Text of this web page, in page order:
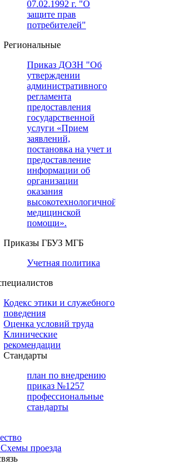
07.02.1992 г. "О
защите прав
потребителей"
Региональные
Приказ ДОЗН "Об
утверждении
административного
регламента
предоставления
государственной
услуги «Прием
заявлений,
постановка на учет и
предоставление
информации об
организации
оказания
высокотехнологичной
медицинской
помощи».
Приказы ГБУЗ МГБ
Учетная политика
Кодекс этики и служебного
поведения
Оценка условий труда
Клинические
рекомендации
Cтандарты
план по внедрению
приказ №1257
профессиональные
стандарты
проезда